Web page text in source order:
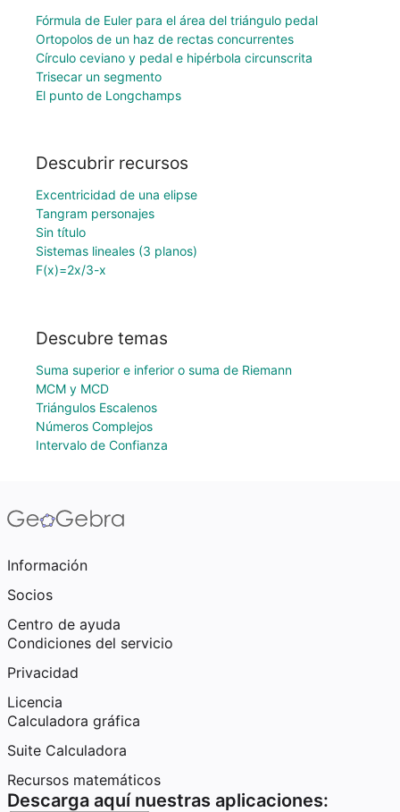
Fórmula de Euler para el área del triángulo pedal
Ortopolos de un haz de rectas concurrentes
Círculo ceviano y pedal e hipérbola circunscrita
Trisecar un segmento
El punto de Longchamps
Descubrir recursos
Excentricidad de una elipse
Tangram personajes
Sin título
Sistemas lineales (3 planos)
F(x)=2x/3-x
Descubre temas
Suma superior e inferior o suma de Riemann
MCM y MCD
Triángulos Escalenos
Números Complejos
Intervalo de Confianza
Información
Socios
Centro de ayuda
Condiciones del servicio
Privacidad
Licencia
Calculadora gráfica
Suite Calculadora
Recursos matemáticos
Descarga aquí nuestras aplicaciones: